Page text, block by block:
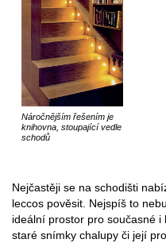
Náročnějším řešením je
knihovna, stoupající vedle
schodů
Nejčastěji se na schodišti
leccos pověsit. Nejspíš to
ideální prostor pro současné
staré snímky chalupy či její